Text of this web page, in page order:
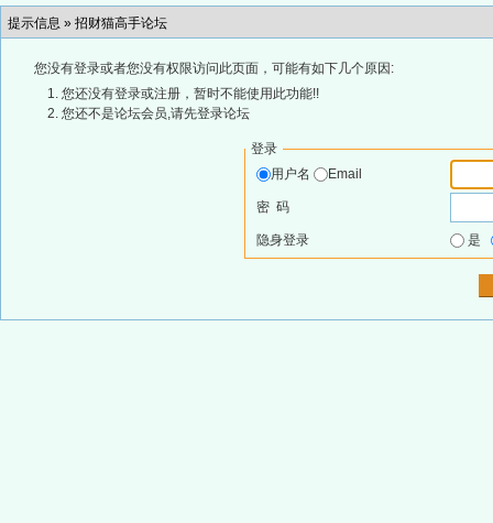
提示信息 » 招财猫高手论坛
您没有登录或者您没有权限访问此页面，可能有如下几个原因:
您还没有登录或注册，暂时不能使用此功能!!
您还不是论坛会员,请先登录论坛
登录
用户名
Email
密 码
隐身登录 是